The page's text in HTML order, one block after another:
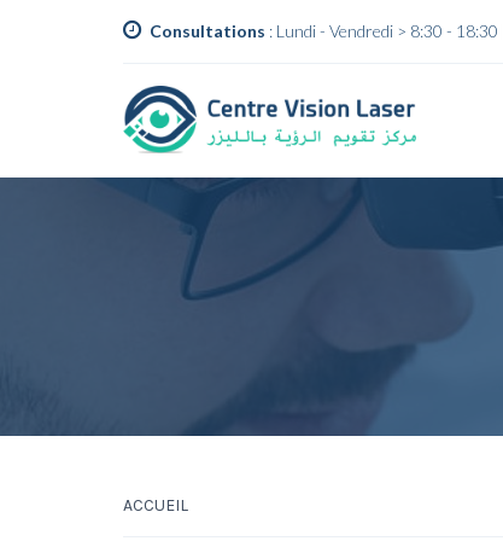
Consultations : Lundi - Vendredi > 8:30 -
ACCUEIL